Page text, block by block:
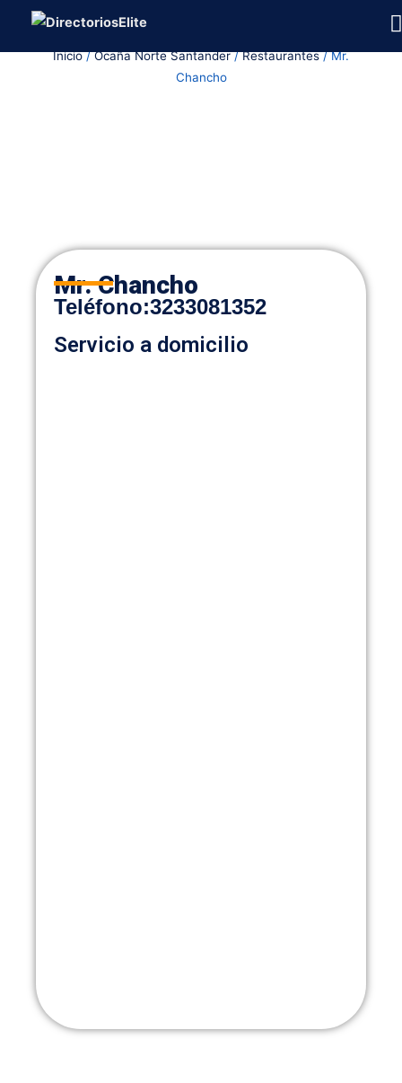
contenidoInicio/Ocaña Norte Santander/Restaurantes/ Mr.
Chancho
Mr. Chancho
Teléfono:3233081352
Servicio a domicilio